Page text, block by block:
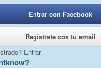
Entrar con Facebook
Regístrate con tu email
Entrar